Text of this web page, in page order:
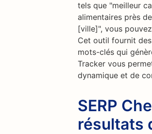
tels que "meilleur
alimentaires près
[ville]", vous
Cet outil fournit
mots-clés qui
Tracker vous
dynamique et de
SERP
résultats